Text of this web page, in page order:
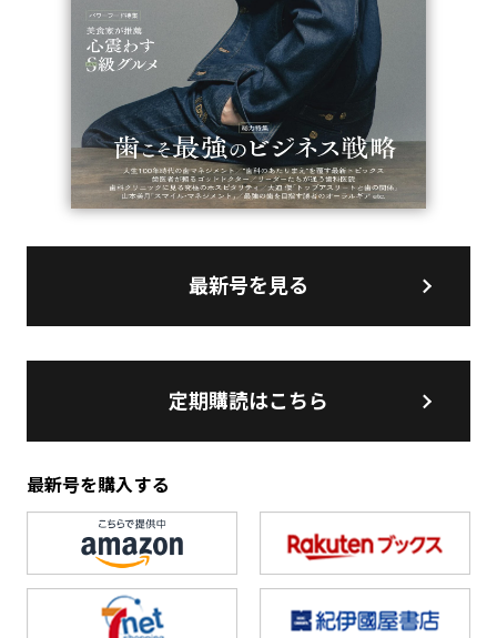
最新号を見る
定期購読はこちら
最新号を購入する